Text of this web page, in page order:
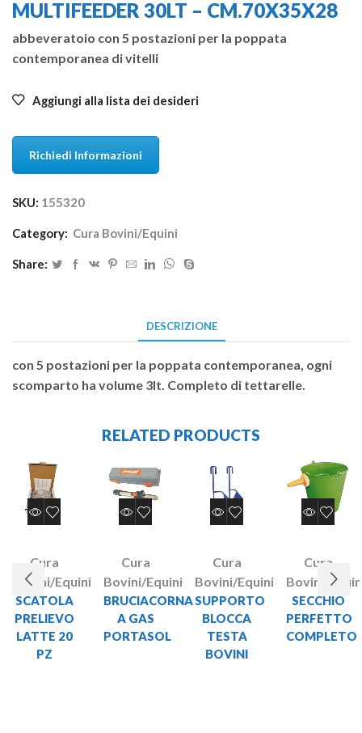
MULTIFEEDER 30LT – CM.70X35X28
abbeveratoio con 5 postazioni per la poppata
contemporanea di vitelli
Aggiungi alla lista dei desideri
Richiedi Informazioni
SKU: 155320
Category: Cura Bovini/Equini
Share:
DESCRIZIONE
con 5 postazioni per la poppata contemporanea, ogni
scomparto ha volume 3lt. Completo di tettarelle.
RELATED PRODUCTS
Cura
Bovini/Equini
SCATOLA
PRELIEVO
LATTE 20
PZ
Cura
Bovini/Equini
BRUCIACORNA
A GAS
PORTASOL
Cura
Bovini/Equini
SUPPORTO
BLOCCA
TESTA
BOVINI
Cura
Bovini/
SECCHIO
PERFETTO
COMPLETO